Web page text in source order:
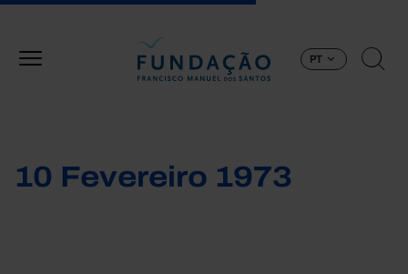
PT
10 Fevereiro 1973